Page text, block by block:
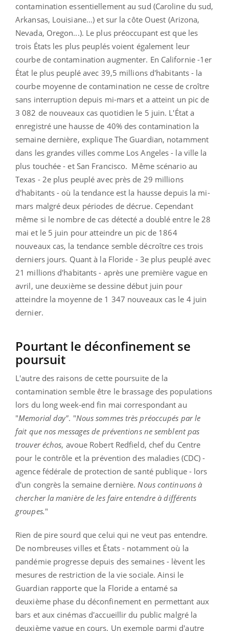
contamination essentiellement au sud (Caroline du sud,
Arkansas, Louisiane...) et sur la côte Ouest (Arizona,
Nevada, Oregon...). Le plus préoccupant est que les
trois États les plus peuplés voient également leur
courbe de contamination augmenter. En Californie -1er
État le plus peuplé avec 39,5 millions d'habitants - la
courbe moyenne de contamination ne cesse de croître
sans interruption depuis mi-mars et a atteint un pic de
3 082 de nouveaux cas quotidien le 5 juin. L'État a
enregistré une hausse de 40% des contamination la
semaine dernière, explique The Guardian, notamment
dans les grandes villes comme Los Angeles - la ville la
plus touchée - et San Francisco. Même scénario au
Texas - 2e plus peuplé avec près de 29 millions
d'habitants - où la tendance est la hausse depuis la mi-
mars malgré deux périodes de décrue. Cependant
même si le nombre de cas détecté a doublé entre le 28
mai et le 5 juin pour atteindre un pic de 1864
nouveaux cas, la tendance semble décroître ces trois
derniers jours. Quant à la Floride - 3e plus peuplé avec
21 millions d'habitants - après une première vague en
avril, une deuxième se dessine début juin pour
atteindre la moyenne de 1 347 nouveaux cas le 4 juin
dernier.
Pourtant le déconfinement se
poursuit
L'autre des raisons de cette poursuite de la
contamination semble être le brassage des populations
lors du long week-end fin mai correspondant au
"Memorial day". "Nous sommes très préoccupés par le
fait que nos messages de préventions ne semblent pas
trouver échos, avoue Robert Redfield, chef du Centre
pour le contrôle et la prévention des maladies (CDC) -
agence fédérale de protection de santé publique - lors
d'un congrès la semaine dernière. Nous continuons à
chercher la manière de les faire entendre à différents
groupes."
Rien de pire sourd que celui qui ne veut pas entendre.
De nombreuses villes et États - notamment où la
pandémie progresse depuis des semaines - lèvent les
mesures de restriction de la vie sociale. Ainsi le
Guardian rapporte que la Floride a entamé sa
deuxième phase du déconfinement en permettant aux
bars et aux cinémas d'accueillir du public malgré la
deuxième vague en cours. Un exemple parmi d'autre